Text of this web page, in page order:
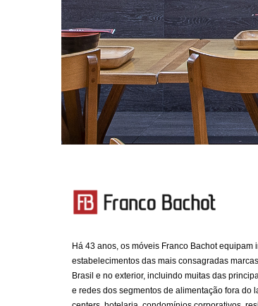
Há 43 anos, os móveis Franco Bachot equipam
estabelecimentos das mais consagradas
Brasil e no exterior, incluindo muitas das
e redes dos segmentos de alimentação fora do